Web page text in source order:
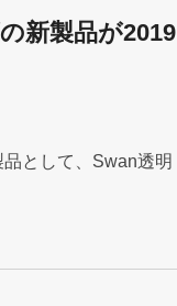
新製品が2019
として、Swan透明